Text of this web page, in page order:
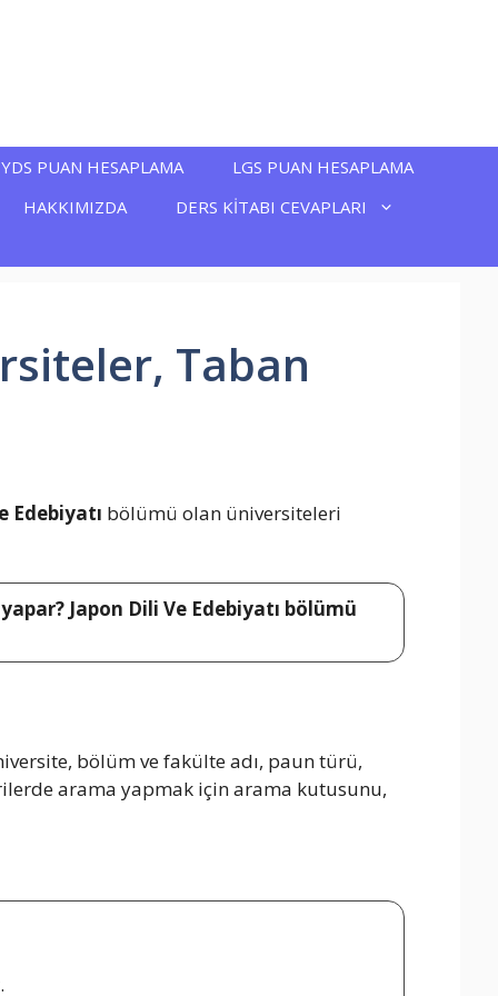
YDS PUAN HESAPLAMA
LGS PUAN HESAPLAMA
HAKKIMIZDA DERS KİTABI CEVAPLARI
Taban
Edebiyatı bölümü olan üniversiteleri
Japon Dili Ve Edebiyatı bölümü
bölüm ve fakülte adı, paun türü,
arama yapmak için arama kutusunu,